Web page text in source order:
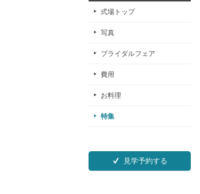
式場トップ
写真
ブライダルフェア
費用
お料理
特集
見学予約する